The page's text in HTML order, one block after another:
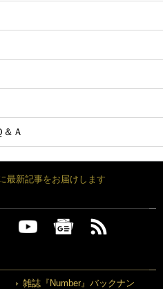
Ａ
最新記事をお届けします
雑誌『Number』バックナン